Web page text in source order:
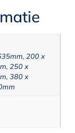
200 x
250 x
380 x